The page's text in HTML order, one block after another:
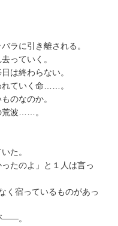
ラに引き離される。
っていく。
は終わらない。
れていく命……。
のなのか。
荒波……。
た。
たのよ」と１人は言っ
く宿っているものがあっ
――。